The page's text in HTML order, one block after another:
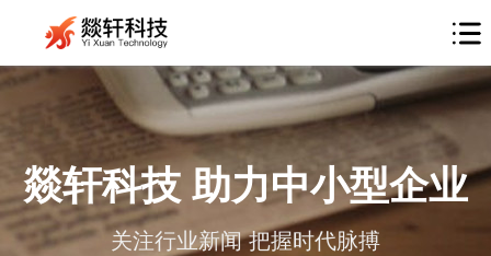
燚轩科技 助力中小型企业
关注行业新闻 把握时代脉搏